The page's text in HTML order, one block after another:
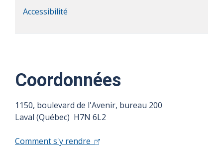
Accessibilité
Coordonnées
1150, boulevard de l'Avenir, bureau 200
Laval (Québec) H7N 6L2
Comment s'y rendre